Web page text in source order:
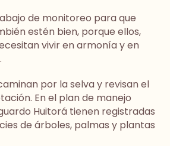
de monitoreo para que
estén bien, porque ellos,
vivir en armonía y en
por la selva y revisan el
En el plan de manejo
Huitorá tienen registradas
de árboles, palmas y plantas